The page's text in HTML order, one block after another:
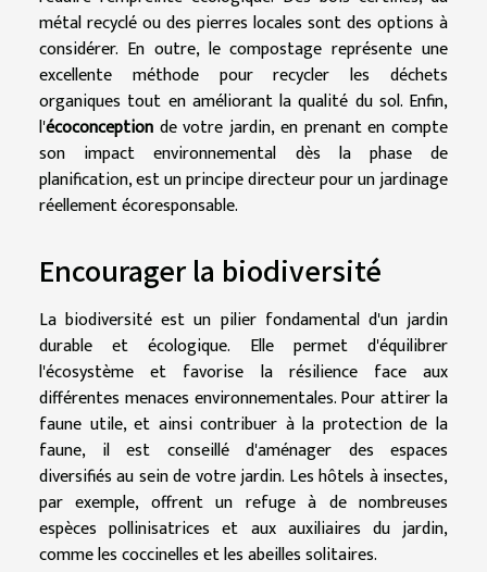
métal recyclé ou des pierres locales sont des options à
considérer. En outre, le compostage représente une
excellente méthode pour recycler les déchets
organiques tout en améliorant la qualité du sol. Enfin,
l'écoconception de votre jardin, en prenant en compte
son impact environnemental dès la phase de
planification, est un principe directeur pour un jardinage
réellement écoresponsable.
Encourager la biodiversité
La biodiversité est un pilier fondamental d'un jardin
durable et écologique. Elle permet d'équilibrer
l'écosystème et favorise la résilience face aux
différentes menaces environnementales. Pour attirer la
faune utile, et ainsi contribuer à la protection de la
faune, il est conseillé d'aménager des espaces
diversifiés au sein de votre jardin. Les hôtels à insectes,
par exemple, offrent un refuge à de nombreuses
espèces pollinisatrices et aux auxiliaires du jardin,
comme les coccinelles et les abeilles solitaires.